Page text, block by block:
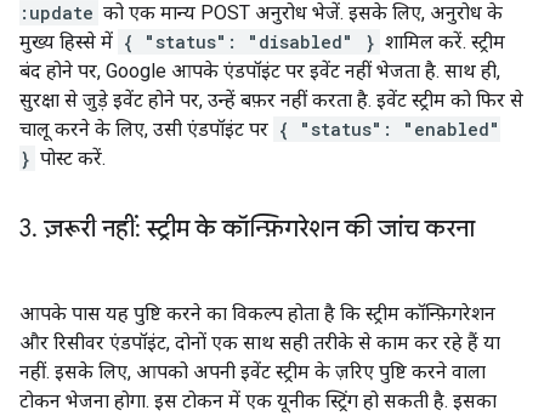
:update को एक मान्य POST अनुरोध भेजें. इसके लिए, अनुरोध के
मुख्य हिस्से में { "status": "disabled" } शामिल करें. स्ट्रीम
बंद होने पर, Google आपके एंडपॉइंट पर इवेंट नहीं भेजता है. साथ ही,
सुरक्षा से जुड़े इवेंट होने पर, उन्हें बफ़र नहीं करता है. इवेंट स्ट्रीम को फिर से
चालू करने के लिए, उसी एंडपॉइंट पर { "status": "enabled"
} पोस्ट करें.
3. ज़रूरी नहीं: स्ट्रीम के कॉन्फ़िगरेशन की जांच करना
आपके पास यह पुष्टि करने का विकल्प होता है कि स्ट्रीम कॉन्फ़िगरेशन
और रिसीवर एंडपॉइंट, दोनों एक साथ सही तरीके से काम कर रहे हैं या
नहीं. इसके लिए, आपको अपनी इवेंट स्ट्रीम के ज़रिए पुष्टि करने वाला
टोकन भेजना होगा. इस टोकन में एक यूनीक स्ट्रिंग हो सकती है. इसका